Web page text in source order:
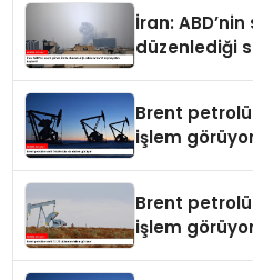
İran:
düzenlediği
Brent
işlem
Brent
işlem